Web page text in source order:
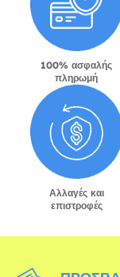
100% ασφαλής
πληρωμή
Αλλαγές και
επιστροφές